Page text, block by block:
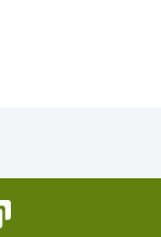
Link kopieren